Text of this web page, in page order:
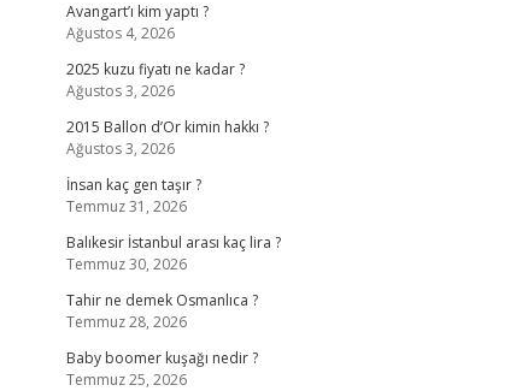
Avangart’ı kim yaptı ?
Ağustos 4, 2026
2025 kuzu fiyatı ne kadar ?
Ağustos 3, 2026
2015 Ballon d’Or kimin hakkı ?
Ağustos 3, 2026
İnsan kaç gen taşır ?
Temmuz 31, 2026
Balıkesir İstanbul arası kaç lira ?
Temmuz 30, 2026
Tahir ne demek Osmanlıca ?
Temmuz 28, 2026
Baby boomer kuşağı nedir ?
Temmuz 25, 2026